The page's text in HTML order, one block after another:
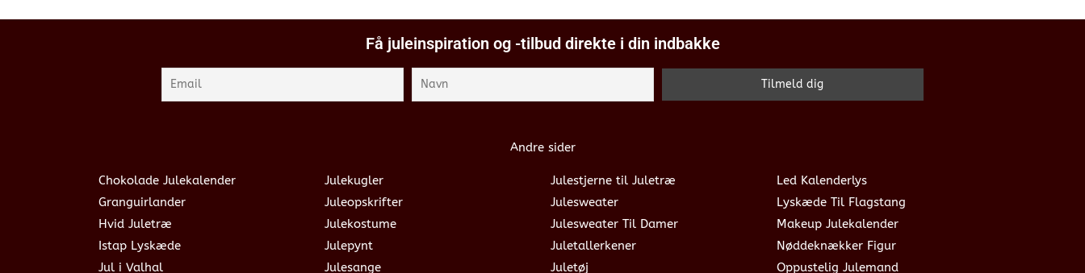
Få juleinspiration og -tilbud direkte i din indbakke
Andre sider
Chokolade Julekalender
Granguirlander
Hvid Juletræ
Istap Lyskæde
Jul i Valhal
Julekugler
Juleopskrifter
Julekostume
Julepynt
Julesange
Julestjerne til Juletræ
Julesweater
Julesweater Til Damer
Juletallerkener
Juletøj
Led Kalenderlys
Lyskæde Til Flagstang
Makeup Julekalender
Nøddeknækker Figur
Oppustelig Julemand